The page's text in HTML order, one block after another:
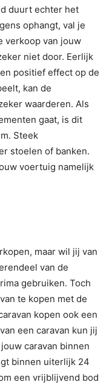
duurt echter het
ophangt, val je
verkoop van jouw
niet door. Eerlijk
positief effect op de
kan de
waarderen. Als
gaat, is dit
Steek
stoelen of banken.
voertuig namelijk
maar wil jij van
van de
gebruiken. Toch
te kopen met de
kopen ook een
een caravan kun jij
caravan binnen
binnen uiterlijk 24
een vrijblijvend bod